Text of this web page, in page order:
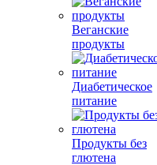
Веганские
продукты
Диабетическое
питание
Продукты без
глютена